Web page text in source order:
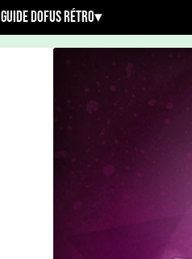
Guide Dofus Rétro▾